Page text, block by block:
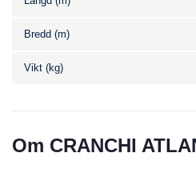
Bredd (m)
Vikt (kg)
Om CRANCHI